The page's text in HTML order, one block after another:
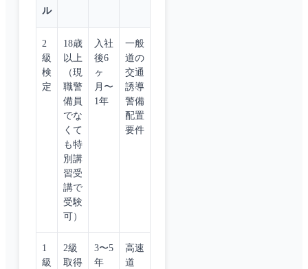
ル
2
級
検
定
18歳
以上
（現
職警
備員
でな
くて
も特
別講
習受
講で
受験
可）
入社
後6
ヶ
月〜
1年
一般
道の
交通
誘導
警備
配置
要件
1
級
2級
取得
3〜5
年
高速
道